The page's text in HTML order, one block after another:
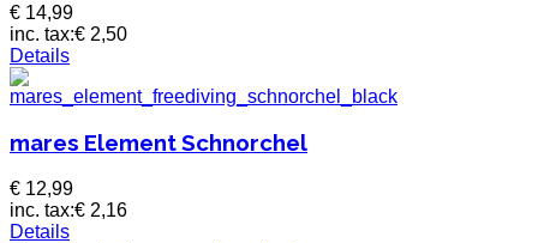
€ 14,99
inc. tax:€ 2,50
Details
mares Element Schnorchel
€ 12,99
inc. tax:€ 2,16
Details